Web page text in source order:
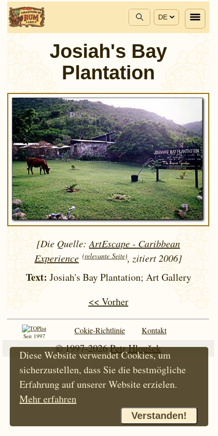
DE
Josiah's Bay
Plantation
[Die Quelle: ArtEscape - Caribbean
Experience (relevante Seite), zitiert 2006]
Text: Josiah's Bay Plantation; Art Gallery
<< Vorher
Seit 1997
Cokie-Richtlinie Kontakt
© 1997-2026Petr Hloušek
Diese Website verwendet Cookies, um
sicherzustellen, dass Sie die bestmögliche
Erfahrung auf unserer Website erzielen.
Mehr erfahren
Verstanden!